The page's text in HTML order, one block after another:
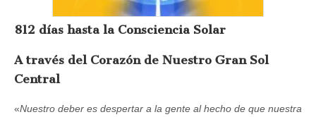
812 días hasta la Consciencia Solar
A través del Corazón de Nuestro Gran Sol
Central
«Nuestro deber es despertar a la gente al hecho de que nuestra